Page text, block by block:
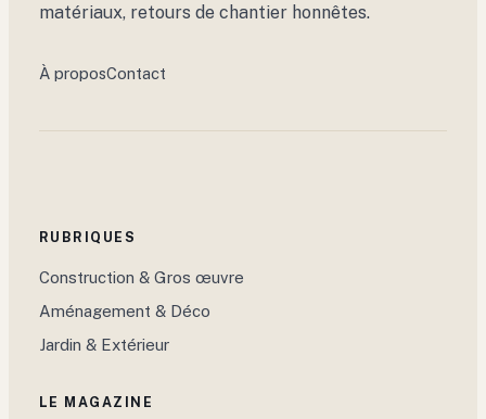
matériaux, retours de chantier honnêtes.
À proposContact
RUBRIQUES
Construction & Gros œuvre
Aménagement & Déco
Jardin & Extérieur
LE MAGAZINE